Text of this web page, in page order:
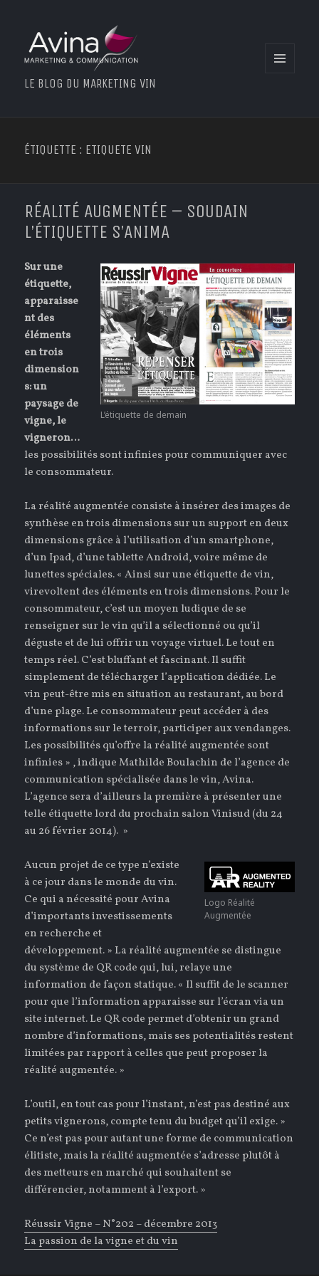
LE BLOG DU MARKETING VIN
ÉTIQUETTE : ETIQUETE VIN
RÉALITÉ AUGMENTÉE – SOUDAIN
L’ÉTIQUETTE S’ANIMA
L’étiquette de demain
Sur une
étiquette,
apparaisse
nt des
éléments
en trois
dimension
s: un
paysage de
vigne, le
vigneron…
les possibilités sont infinies pour communiquer avec
le consommateur.
La réalité augmentée consiste à insérer des images de
synthèse en trois dimensions sur un support en deux
dimensions grâce à l’utilisation d’un smartphone,
d’un Ipad, d’une tablette Android, voire même de
lunettes spéciales. « Ainsi sur une étiquette de vin,
virevoltent des éléments en trois dimensions. Pour le
consommateur, c’est un moyen ludique de se
renseigner sur le vin qu’il a sélectionné ou qu’il
déguste et de lui offrir un voyage virtuel. Le tout en
temps réel. C’est bluffant et fascinant. Il suffit
simplement de télécharger l’application dédiée. Le
vin peut-être mis en situation au restaurant, au bord
d’une plage. Le consommateur peut accéder à des
informations sur le terroir, participer aux vendanges.
Les possibilités qu’offre la réalité augmentée sont
infinies » , indique Mathilde Boulachin de l’agence de
communication spécialisée dans le vin, Avina.
L’agence sera d’ailleurs la première à présenter une
telle étiquette lord du prochain salon Vinisud (du 24
au 26 février 2014). »
Logo Réalité
Augmentée
Aucun projet de ce type n’existe
à ce jour dans le monde du vin.
Ce qui a nécessité pour Avina
d’importants investissements
en recherche et
développement. » La réalité augmentée se distingue
du système de QR code qui, lui, relaye une
information de façon statique. « Il suffit de le scanner
pour que l’information apparaisse sur l’écran via un
site internet. Le QR code permet d’obtenir un grand
nombre d’informations, mais ses potentialités restent
limitées par rapport à celles que peut proposer la
réalité augmentée. »
L’outil, en tout cas pour l’instant, n’est pas destiné aux
petits vignerons, compte tenu du budget qu’il exige. »
Ce n’est pas pour autant une forme de communication
élitiste, mais la réalité augmentée s’adresse plutôt à
des metteurs en marché qui souhaitent se
différencier, notamment à l’export. »
Réussir Vigne – N°202 – décembre 2013
La passion de la vigne et du vin